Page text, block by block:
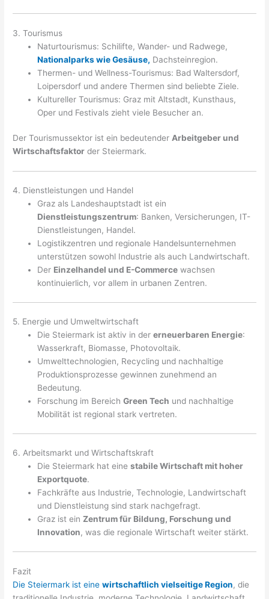
3. Tourismus
Naturtourismus: Schilifte, Wander- und Radwege,
Nationalparks wie Gesäuse, Dachsteinregion.
Thermen- und Wellness-Tourismus: Bad Waltersdorf,
Loipersdorf und andere Thermen sind beliebte Ziele.
Kultureller Tourismus: Graz mit Altstadt, Kunsthaus,
Oper und Festivals zieht viele Besucher an.
Der Tourismussektor ist ein bedeutender Arbeitgeber und
Wirtschaftsfaktor der Steiermark.
4. Dienstleistungen und Handel
Graz als Landeshauptstadt ist ein
Dienstleistungszentrum: Banken, Versicherungen, IT-
Dienstleistungen, Handel.
Logistikzentren und regionale Handelsunternehmen
unterstützen sowohl Industrie als auch Landwirtschaft.
Der Einzelhandel und E-Commerce wachsen
kontinuierlich, vor allem in urbanen Zentren.
5. Energie und Umweltwirtschaft
Die Steiermark ist aktiv in dererneuerbaren Energie:
Wasserkraft, Biomasse, Photovoltaik.
Umwelttechnologien, Recycling und nachhaltige
Produktionsprozesse gewinnen zunehmend an
Bedeutung.
Forschung im BereichGreen Tech und nachhaltige
Mobilität ist regional stark vertreten.
6. Arbeitsmarkt und Wirtschaftskraft
Die Steiermark hat einestabile Wirtschaft mit hoher
Exportquote.
Fachkräfte aus Industrie, Technologie, Landwirtschaft
und Dienstleistung sind stark nachgefragt.
Graz ist einZentrum für Bildung, Forschung und
Innovation, was die regionale Wirtschaft weiter stärkt.
Fazit
Die Steiermark ist einewirtschaftlich vielseitige Region, die